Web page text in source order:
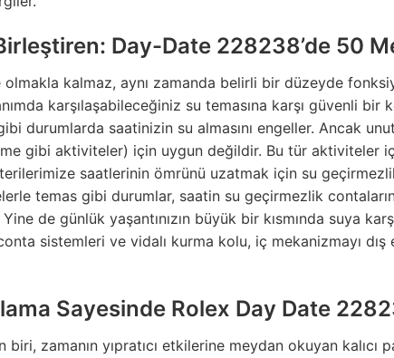
Day-Date 228238’de 50
kalmaz, aynı zamanda belirli bir düzeyde
karşılaşabileceğiniz su temasına karşı güvenli bir
durumlarda saatinizin su almasını engeller. Ancak
gibi aktiviteler) için uygun değildir. Bu tür
saatlerinin ömrünü uzatmak için su
temas gibi durumlar, saatin su geçirmezlik
de günlük yaşantınızın büyük bir kısmında suya
sistemleri ve vidalı kurma kolu, iç mekanizmayı
Sayesinde Rolex Day Date
zamanın yıpratıcı etkilerine meydan okuyan kalıcı